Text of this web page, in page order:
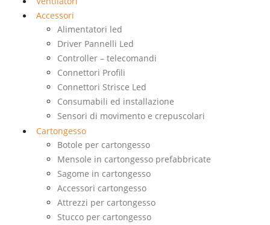
Accessori
Alimentatori led
Driver Pannelli Led
Controller – telecomandi
Connettori Profili
Connettori Strisce Led
Consumabili ed installazione
Sensori di movimento e crepuscolari
Cartongesso
Botole per cartongesso
Mensole in cartongesso prefabbricate
Sagome in cartongesso
Accessori cartongesso
Attrezzi per cartongesso
Stucco per cartongesso